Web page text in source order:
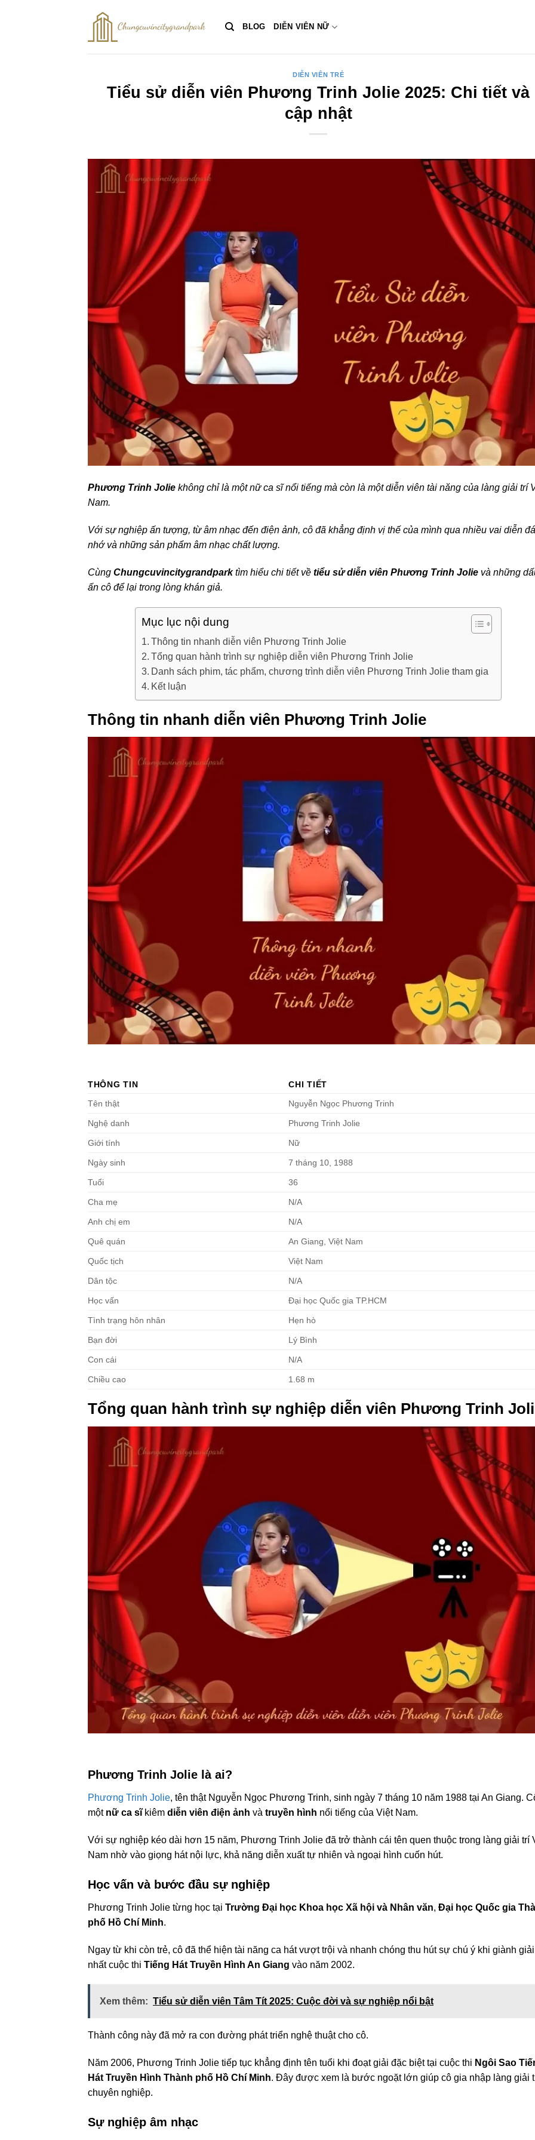
BLOG DIỄN VIÊN NỮ
DIỄN VIÊN TRẺ
Tiểu sử diễn viên Phương Trinh Jolie 2025: Chi tiết và
cập nhật
Phương Trinh Jolie không chỉ là một nữ ca sĩ nổi tiếng mà còn là một diễn viên tài năng của làng giải trí
Nam.
Với sự nghiệp ấn tượng, từ âm nhạc đến điện ảnh, cô đã khẳng định vị thế của mình qua nhiều vai diễn
nhớ và những sản phẩm âm nhạc chất lượng.
Cùng Chungcuvincitygrandparktìm hiểu chi tiết về tiểu sử diễn viên Phương Trinh Jolie và những
ấn cô để lại trong lòng khán giả.
Mục lục nội dung
Thông tin nhanh diễn viên Phương Trinh Jolie
Tổng quan hành trình sự nghiệp diễn viên Phương Trinh Jolie
Danh sách phim, tác phẩm, chương trình diễn viên Phương Trinh Jolie tham gia
Kết luận
Thông tin nhanh diễn viên Phương Trinh Jolie
THÔNG TIN
CHI TIẾT
Tên thật
Nguyễn Ngọc Phương Trinh
Nghệ danh Phương Trinh Jolie
Giới tính Nữ
Ngày sinh 7 tháng 10, 1988
Tuổi 36
Cha mẹ N/A
Anh chị em N/A
Quê quán An Giang, Việt Nam
Quốc tịch Việt Nam
Dân tộc N/A
Học vấn Đại học Quốc gia TP.HCM
Tình trạng hôn nhân Hẹn hò
Bạn đời Lý Bình
Con cái N/A
Chiều cao 1.68 m
Tổng quan hành trình sự nghiệp diễn viên Phương Trinh
Phương Trinh Jolie là ai?
Phương Trinh Jolie, tên thật Nguyễn Ngọc Phương Trinh, sinh ngày 7 tháng 10 năm 1988 tại An Giang.
một nữ ca sĩkiêm diễn viên điện ảnh và truyền hình nổi tiếng của Việt Nam.
Với sự nghiệp kéo dài hơn 15 năm, Phương Trinh Jolie đã trở thành cái tên quen thuộc trong làng giải trí
Nam nhờ vào giọng hát nội lực, khả năng diễn xuất tự nhiên và ngoại hình cuốn hút.
Học vấn và bước đầu sự nghiệp
Phương Trinh Jolie từng học tại Trường Đại học Khoa học Xã hội và Nhân văn, Đại học Quốc gia
phố Hồ Chí Minh.
Ngay từ khi còn trẻ, cô đã thể hiện tài năng ca hát vượt trội và nhanh chóng thu hút sự chú ý khi giành giải
nhất cuộc thi Tiếng Hát Truyền Hình An Giang vào năm 2002.
Xem thêm: Tiểu sử diễn viên Tâm Tít 2025: Cuộc đời và sự nghiệp nổi bật
Thành công này đã mở ra con đường phát triển nghệ thuật cho cô.
Năm 2006, Phương Trinh Jolie tiếp tục khẳng định tên tuổi khi đoạt giải đặc biệt tại cuộc thi Ngôi Sao
Hát Truyền Hình Thành phố Hồ Chí Minh. Đây được xem là bước ngoặt lớn giúp cô gia nhập làng giải
chuyên nghiệp.
Sự nghiệp âm nhạc